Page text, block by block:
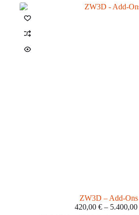
ZW3D – Add-Ons
420,00 €– 5.400,00